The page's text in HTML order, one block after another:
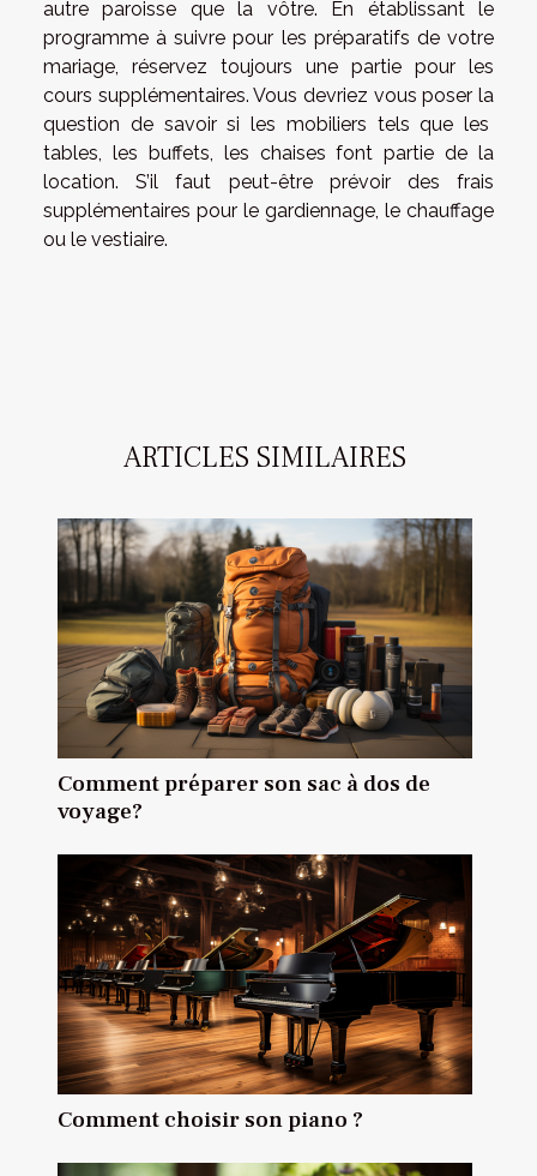
autre paroisse que la vôtre. En établissant le
programme à suivre pour les préparatifs de votre
mariage, réservez toujours une partie pour les
cours supplémentaires. Vous devriez vous poser la
question de savoir si les mobiliers tels que les
tables, les buffets, les chaises font partie de la
location. S’il faut peut-être prévoir des frais
supplémentaires pour le gardiennage, le chauffage
ou le vestiaire.
ARTICLES SIMILAIRES
Comment préparer son sac à dos de
voyage?
Comment choisir son piano ?